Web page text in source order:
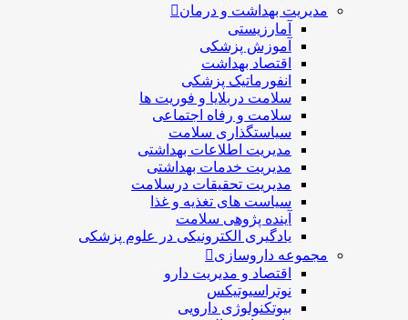
مدیریت بهداشت و درمان
آمارزیستی
آموزش پزشکی
اقتصاد بهداشت
انفورماتیک پزشکی
سلامت دربلايا و فوريت ها
سلامت و رفاه اجتماعی
سیاستگذاری سلامت
مدیریت اطلاعات بهداشتی
مدیریت خدمات بهداشتی
مدیریت تحقیقات درسلامت
سیاست های تغذیه و غذا
آینده پژوهی سلامت
یادگیری الکترونیکی در علوم پزشکی
مجموعه داروسازی
اقتصاد و مديريت دارو
نوتراسیوتیکس
بيوتكنولوژی دارویی